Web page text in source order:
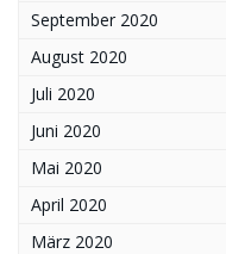
September 2020
August 2020
Juli 2020
Juni 2020
Mai 2020
April 2020
März 2020